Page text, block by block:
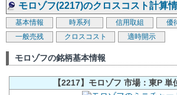
モロゾフ(2217)のクロスコスト計算
基本情報 時系列 信用取組 優
一般売残
クロスコスト 適時開示
モロゾフの銘柄基本情報
【2217】モロゾフ 市場：東P 単